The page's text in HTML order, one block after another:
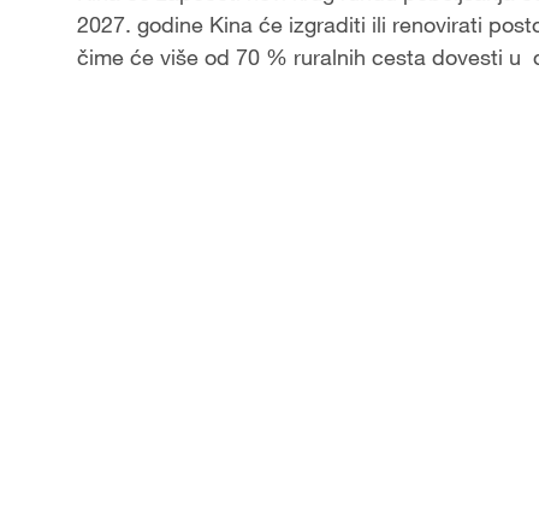
a
2027. godine Kina će izgraditi ili renovirati
čime će više od 70 % ruralnih cesta dovesti u